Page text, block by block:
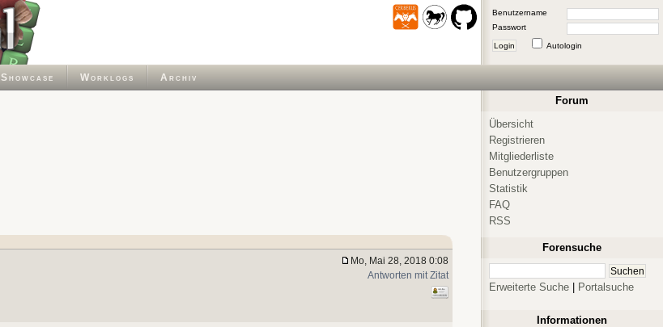
Benutzername
Passwort
Login Autologin
Showcase Worklogs Archiv
Mo, Mai 28, 2018 0:08
Antworten mit Zitat
Forum
Übersicht
Registrieren
Mitgliederliste
Benutzergruppen
Statistik
FAQ
RSS
Forensuche
Erweiterte Suche Portalsuche
Informationen